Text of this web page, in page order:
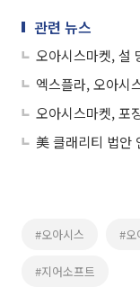
관련 뉴스
오아시스마켓, 설
오아시스마켓, 포
#오아시스 #오
#지어소프트